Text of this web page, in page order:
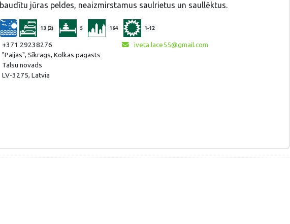
baudītu jūras peldes, neaizmirstamus saulrietus un saullēktus.
13 (2) 5 164 1-12
+371 29238276
"Paijas", Sīkrags, Kolkas pagasts
Talsu novads
LV-3275, Latvia
iveta.lace55@gmail.com